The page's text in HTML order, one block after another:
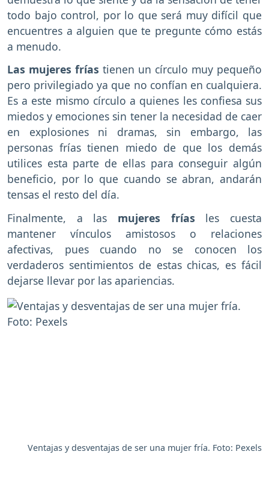
todo bajo control, por lo que será muy difícil que
encuentres a alguien que te pregunte cómo estás
a menudo.
Las mujeres frías tienen un círculo muy pequeño
pero privilegiado ya que no confían en cualquiera.
Es a este mismo círculo a quienes les confiesa sus
miedos y emociones sin tener la necesidad de caer
en explosiones ni dramas, sin embargo, las
personas frías tienen miedo de que los demás
utilices esta parte de ellas para conseguir algún
beneficio, por lo que cuando se abran, andarán
tensas el resto del día.
Finalmente, a las mujeres frías les cuesta
mantener vínculos amistosos o relaciones
afectivas, pues cuando no se conocen los
verdaderos sentimientos de estas chicas, es fácil
dejarse llevar por las apariencias.
Ventajas y desventajas de ser una mujer fría. Foto: Pexels